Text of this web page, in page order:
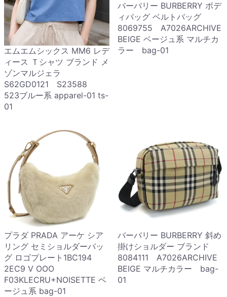
エムエムシックス MM6 レデ
ィース Ｔシャツ ブランド メ
ゾンマルジェラ
S62GD0121 S23588
523ブルー系 apparel-01 ts-
01
バーバリー BURBERRY ボデ
ィバッグ ベルトバッグ
8069755 A7026ARCHIVE
BEIGE ベージュ系 マルチカ
ラー bag-01
プラダ PRADA アーケ シア
リング セミショルダーバッ
グ ロゴプレート1BC194
2EC9 V OOO
F03KLECRU+NOISETTE ベ
ージュ系 bag-01
バーバリー BURBERRY 斜め
掛けショルダー ブランド
8084111 A7026ARCHIVE
BEIGE マルチカラー bag-
01